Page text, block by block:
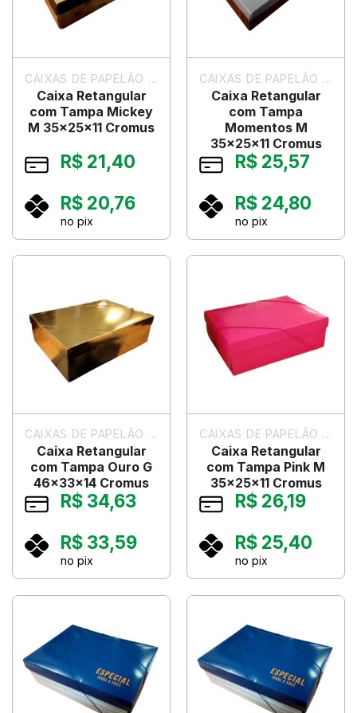
CAIXAS DE PAPELÃO PARA PRESENTES
Caixa Retangular
com Tampa Mickey
M 35x25x11 Cromus
R$21,40
R$20,76
no pix
CAIXAS DE PAPELÃO PARA PRESENTES
Caixa Retangular
com Tampa
Momentos M
35x25x11 Cromus
R$25,57
R$24,80
no pix
CAIXAS DE PAPELÃO PARA PRESENTES
Caixa Retangular
com Tampa Ouro G
46x33x14 Cromus
R$34,63
R$33,59
no pix
CAIXAS DE PAPELÃO PARA PRESENTES
Caixa Retangular
com Tampa Pink M
35x25x11 Cromus
R$26,19
R$25,40
no pix